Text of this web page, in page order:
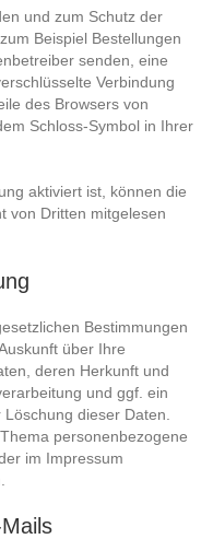
und zum Schutz der
Beispiel Bestellungen
senden, eine
Verbindung
des Browsers von
Schloss-Symbol in Ihrer
aktiviert ist, können die
von Dritten mitgelesen
Bestimmungen
über Ihre
deren Herkunft und
und ggf. ein
dieser Daten.
personenbezogene
im Impressum